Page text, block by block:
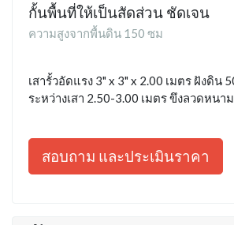
กั้นพื้นที่ให้เป็นสัดส่วน ชัดเจน
ความสูงจากพื้นดิน 150 ซม
เสารั้วอัดแรง 3" x 3" x 2.00 เมตร ฝังดิน
ระหว่างเสา 2.50-3.00 เมตร ขึงลวดหนา
สอบถาม และประเมินราคา